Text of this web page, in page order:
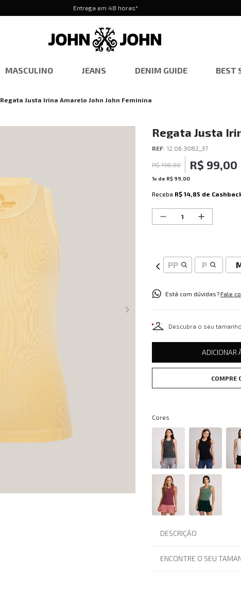
Entrega em 48 horas*
MASCULINO JEANS DENIM GUIDE BEST
Regata Justa Irina Amarelo John John Feminina
Regata Justa
Feminina
REF: 12.06.3082_37
R$ 198,00 R$ 99,00
1x de R$ 99 00
Receba R$ 14,85 de
PP P
Está com dúvidas?Fale
Descubra o seu tamanho
ADICIONAR
COMPRE
Cores
DESCRIÇÃO
ENCONTRE O SEU